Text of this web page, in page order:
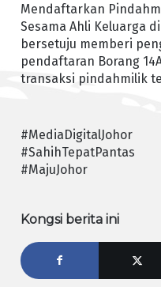
Mendaftarkan
Sesama Ahli Keluarga
bersetuju memberi
pendaftaran Borang
transaksi pindahmilik
#MediaDigitalJohor
#SahihTepatPantas
#MajuJohor
Kongsi berita ini